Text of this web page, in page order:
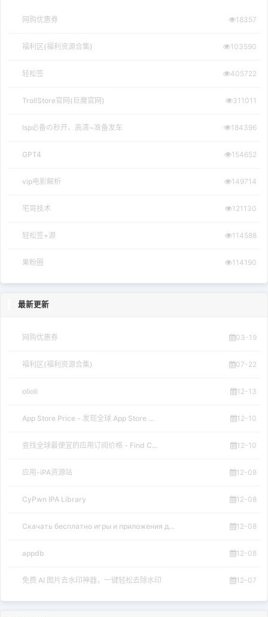
网购优惠券 18357
福利区(福利资源合集) 103590
轻松签 405722
TrollStore官网(巨魔官网) 311011
lsp必备の秒开、高清~准备发车 184396
GPT4 154652
vip电影解析 149714
宅哥技术 121130
轻松签+源 114588
果粉圈 114190
最新更新
网购优惠券 03-19
福利区(福利资源合集) 07-22
olioli 12-13
App Store Price - 发现全球 App Store ... 12-10
查找全球最便宜的应用订阅价格 - Find C... 12-10
应用-iPA资源站 12-08
CyPwn IPA Library 12-08
Скачать бесплатно игры и приложения д... 12-08
appdb 12-08
免费 AI 图片去水印神器，一键轻松去除水印 12-07